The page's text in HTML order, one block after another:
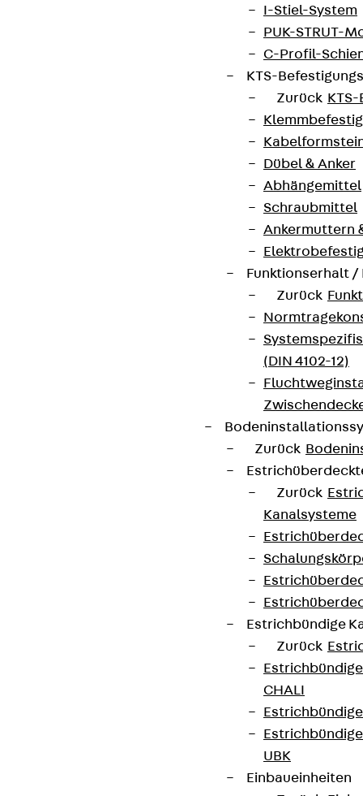
I-Stiel-System
PUK-STRUT-
C-Profil-
KTS-
Zurück
Dübel & Anker
Abhängemittel
Schraubmittel
Ankermuttern
Funktionserhalt
Zurück
(DIN 4102-12)
Zurück
Zurück
Kanalsysteme
Estrichbündige
Zurück
CHALI
UBK
Einbaueinheiten